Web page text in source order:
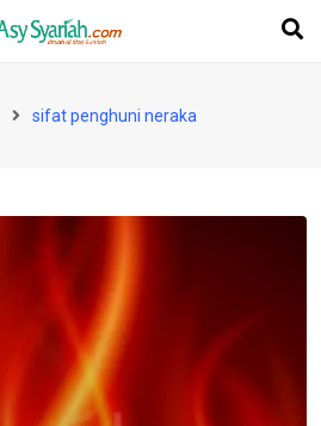
sifat penghuni neraka